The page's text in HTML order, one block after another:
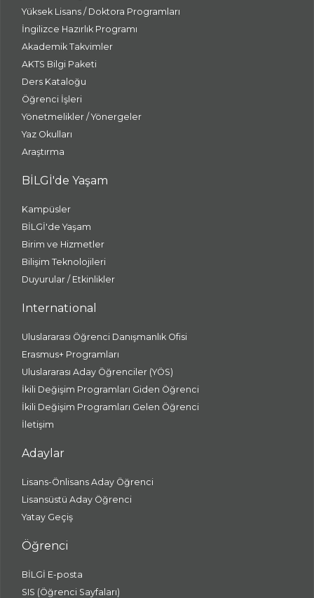
Yüksek Lisans / Doktora Programları
İngilizce Hazırlık Programı
Akademik Takvimler
AKTS Bilgi Paketi
Ders Kataloğu
Öğrenci İşleri
Yönetmelikler / Yönergeler
Yaz Okulları
Araştırma
BİLGİ'de Yaşam
Kampüsler
BİLGİ'de Yaşam
Birim ve Hizmetler
Bilişim Teknolojileri
Duyurular / Etkinlikler
International
Uluslararası Öğrenci Danışmanlık Ofisi
Erasmus+ Programları
Uluslararası Aday Öğrenciler (YÖS)
İkili Değişim Programları Giden Öğrenci
İkili Değişim Programları Gelen Öğrenci
İletişim
Adaylar
Lisans-Önlisans Aday Öğrenci
Lisansüstü Aday Öğrenci
Yatay Geçiş
Öğrenci
BİLGİ E-posta
SIS (Öğrenci Sayfaları)